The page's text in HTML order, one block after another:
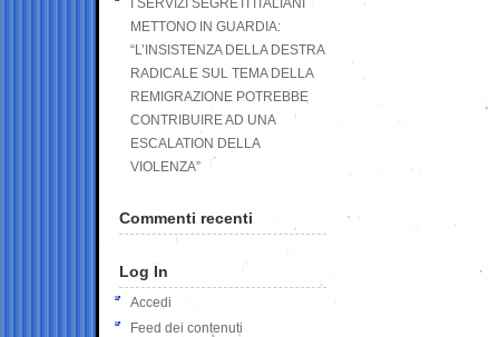
I SERVIZI SEGRETI ITALIANI
METTONO IN GUARDIA:
“L’INSISTENZA DELLA DESTRA
RADICALE SUL TEMA DELLA
REMIGRAZIONE POTREBBE
CONTRIBUIRE AD UNA
ESCALATION DELLA
VIOLENZA”
Commenti recenti
Log In
Accedi
Feed dei contenuti